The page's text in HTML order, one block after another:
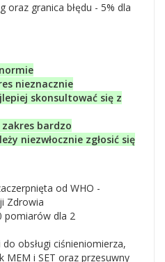
oraz granica błędu - 5% dla
nieznacznie
skonsultować się z
bardzo
niezwłocznie zgłosić się
od WHO -
Zdrowia
pomiarów dla 2
obsługi ciśnieniomierza,
MEM i SET oraz przesuwny